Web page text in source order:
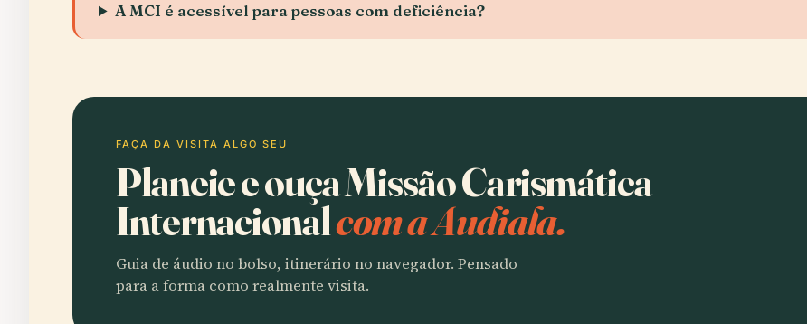
A MCI é acessível para pessoas com deficiência?
FAÇA DA VISITA ALGO SEU
Planeie e ouça Missão Carismática
Internacionalcom a Audiala.
Guia de áudio no bolso, itinerário no navegador. Pensado
para a forma como realmente visita.